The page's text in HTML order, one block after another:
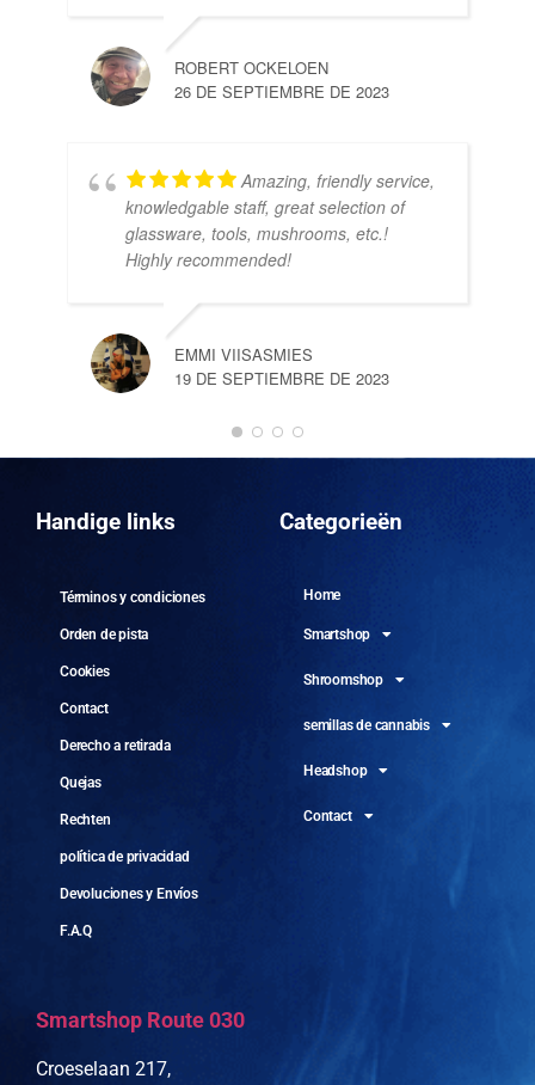
ROBERT OCKELOEN
26 DE SEPTIEMBRE DE 2023
Amazing, friendly service,
knowledgable staff, great selection of
glassware, tools, mushrooms, etc.!
Highly recommended!
EMMI VIISASMIES
19 DE SEPTIEMBRE DE 2023
Handige links
Términos y condiciones
Orden de pista
Cookies
Contact
Derecho a retirada
Quejas
Rechten
política de privacidad
Devoluciones y Envíos
F.A.Q
Categorieën
Home
Smartshop
Shroomshop
semillas de cannabis
Headshop
Contact
Smartshop Route 030
Croeselaan 217,